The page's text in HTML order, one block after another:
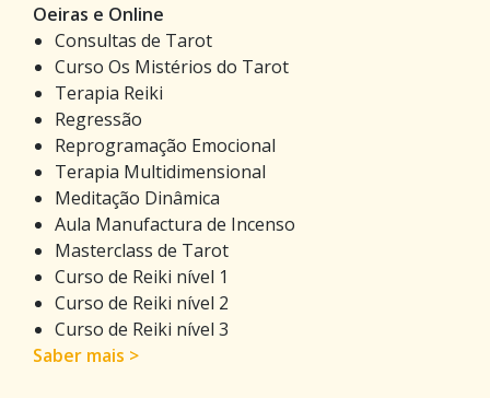
Oeiras e Online
Consultas de Tarot
Curso Os Mistérios do Tarot
Terapia Reiki
Regressão
Reprogramação Emocional
Terapia Multidimensional
Meditação Dinâmica
Aula Manufactura de Incenso
Masterclass de Tarot
Curso de Reiki nível 1
Curso de Reiki nível 2
Curso de Reiki nível 3
Saber mais >